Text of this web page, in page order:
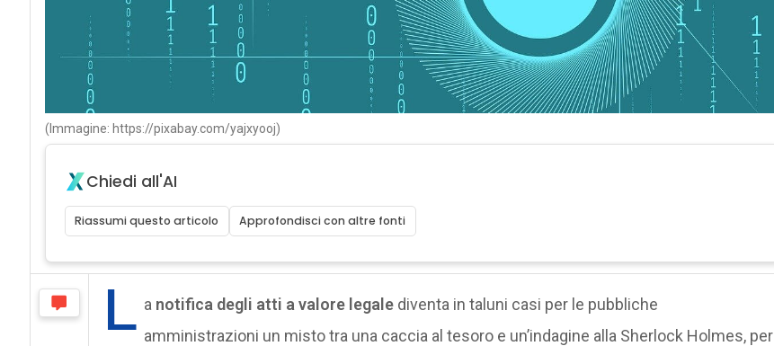
(Immagine: https://pixabay.com/yajxyooj)
Chiedi all'AI
Riassumi questo articolo Approfondisci con altre fonti
L a notifica degli atti a valore legalediventa in taluni casi per le pubbliche
amministrazioni un misto tra una caccia al tesoro e un’indagine alla Sherlock Holmes, per